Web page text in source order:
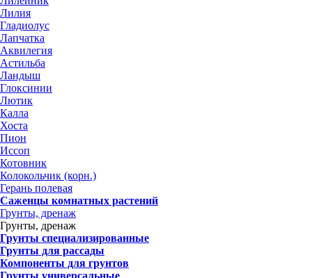
Лилия
Гладиолус
Лапчатка
Аквилегия
Астильба
Ландыш
Глоксинии
Лютик
Калла
Хоста
Пион
Иссоп
Котовник
Колокольчик (корн.)
Герань полевая
Саженцы комнатных растений
Грунты, дренаж
Грунты, дренаж
Грунты специализированные
Грунты для рассады
Компоненты для грунтов
Грунты универсальные